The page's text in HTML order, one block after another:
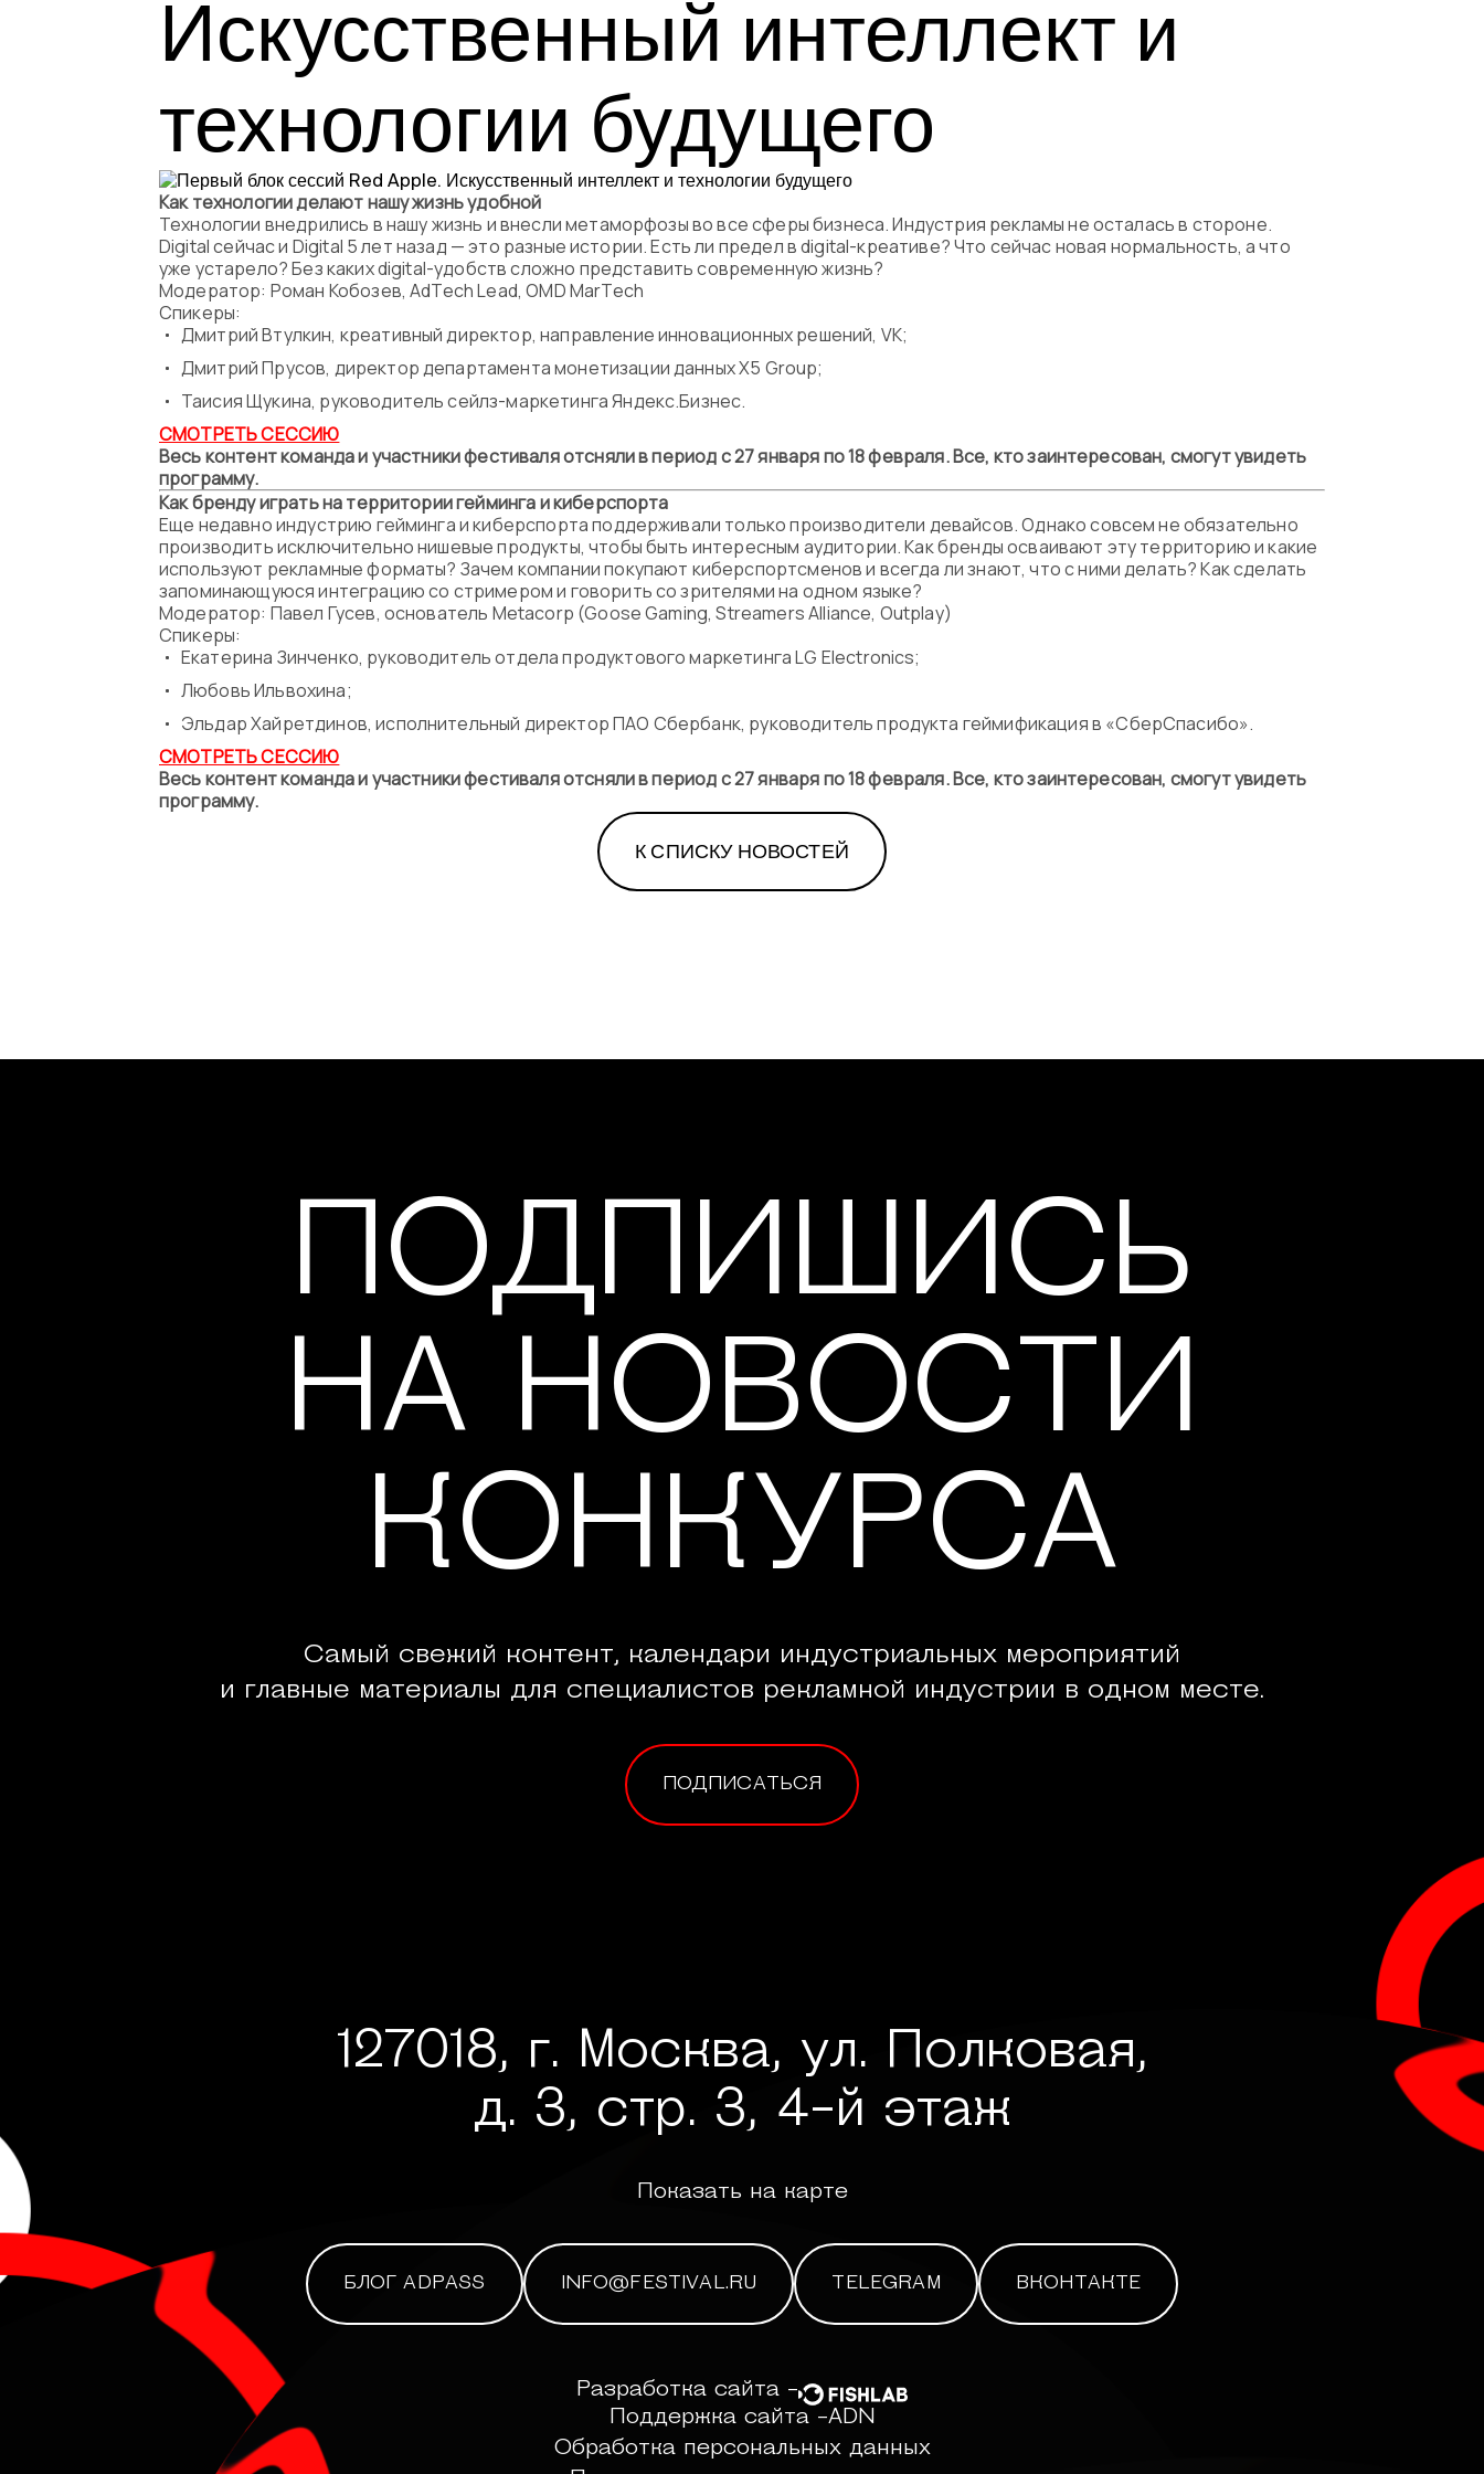
Программа
Часто задаваемые вопросы
Партнеры
Контакты
Блог
Цикл лекций
Искусственный интеллект и
технологии будущего
Как технологии делают нашу жизнь удобной
Технологии внедрились в нашу жизнь и внесли метаморфозы во все сферы бизнеса. Индустрия рекламы не осталась в стороне.
Digital сейчас и Digital 5 лет назад — это разные истории. Есть ли предел в digital-креативе? Что сейчас новая нормальность, а что
уже устарело? Без каких digital-удобств сложно представить современную жизнь?
Модератор: Роман Кобозев, AdTech Lead, OMD MarTech
Спикеры:
Дмитрий Втулкин, креативный директор, направление инновационных решений, VK;
Дмитрий Прусов, директор департамента монетизации данных Х5 Group;
Таисия Щукина, руководитель сейлз-маркетинга Яндекс.Бизнес.
СМОТРЕТЬ СЕССИЮ
Весь контент команда и участники фестиваля отсняли в период с 27 января по 18 февраля. Все, кто заинтересован, смогут увидеть
программу.
Как бренду играть на территории гейминга и киберспорта
Еще недавно индустрию гейминга и киберспорта поддерживали только производители девайсов. Однако совсем не обязательно
производить исключительно нишевые продукты, чтобы быть интересным аудитории. Как бренды осваивают эту территорию и какие
используют рекламные форматы? Зачем компании покупают киберспортсменов и всегда ли знают, что с ними делать? Как сделать
запоминающуюся интеграцию со стримером и говорить со зрителями на одном языке?
Модератор: Павел Гусев, основатель Metacorp (Goose Gaming, Streamers Alliance, Outplay)
Спикеры:
Екатерина Зинченко, руководитель отдела продуктового маркетинга LG Electronics;
Любовь Ильвохина;
Эльдар Хайретдинов, исполнительный директор ПАО Сбербанк, руководитель продукта геймификация в «СберСпасибо».
СМОТРЕТЬ СЕССИЮ
Весь контент команда и участники фестиваля отсняли в период с 27 января по 18 февраля. Все, кто заинтересован, смогут увидеть
программу.
К СПИСКУ НОВОСТЕЙ
ПОДПИШИСЬ
НА НОВОСТИ
КОНКУРСА
Самый свежий контент, календари индустриальных мероприятий
и главные материалы для специалистов рекламной индустрии в одном месте.
ПОДПИСАТЬСЯ
127018, г. Москва, ул. Полковая,
д. 3, стр. 3, 4-й этаж
Показать на карте
БЛОГ ADPASS INFO@FESTIVAL.RU TELEGRAM ВКОНТАКТЕ
Разработка сайта -
Поддержка сайта -ADN
Обработка персональных данных